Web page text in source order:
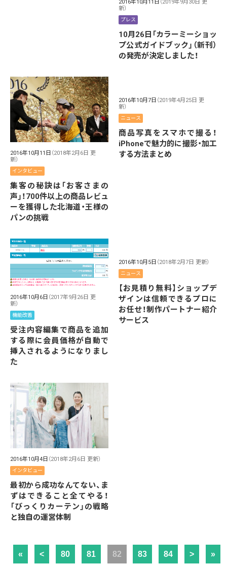
2016年10月11日 （2019年9月30日 更
新）
プレス
10月26日「カラーミーショッ
プ公式ガイドブック」（新刊）
の発売が決定しました！
2016年10月11日 （2018年2月6日 更
新）
インタビュー
集客の秘訣は「お客さまの
声」！700件以上の商品レビュ
ーを獲得した北海道・王様の
パンの挑戦
2016年10月7日 （2019年4月25日 更
新）
ニュース
商品写真をスマホで撮る！
iPhoneで魅力的に撮影・加工
する方法まとめ
2016年10月6日 （2017年9月26日 更
新）
機能改善
受注内容編集で商品を追加
する際に会員価格が自動で
挿入されるようになりまし
た
2016年10月5日 （2018年2月7日 更新）
ニュース
【お見積り無料】ショップデ
ザインは信頼できるプロに
お任せ！制作パートナー紹介
サービス
2016年10月4日 （2018年2月6日 更新）
インタビュー
最初から成功なんてない、ま
ずはできること全てやる！
「びっくりカーテン」の戦略
と独自の運営体制
« < 80 81 82 83 84 > »